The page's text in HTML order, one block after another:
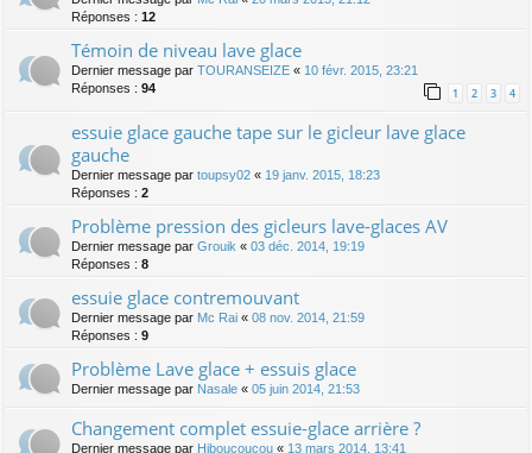
Réponses : 12
Témoin de niveau lave glace
Dernier message par TOURANSEIZE « 10 févr. 2015, 23:21
Réponses : 94 1 2 3 4
essuie glace gauche tape sur le gicleur lave glace
gauche
Dernier message par toupsy02 « 19 janv. 2015, 18:23
Réponses : 2
Problème pression des gicleurs lave-glaces AV
Dernier message par Grouik « 03 déc. 2014, 19:19
Réponses : 8
essuie glace contremouvant
Dernier message par Mc Rai « 08 nov. 2014, 21:59
Réponses : 9
Problème Lave glace + essuis glace
Dernier message par Nasale « 05 juin 2014, 21:53
Changement complet essuie-glace arrière ?
Dernier message par Hiboucoucou « 13 mars 2014, 13:41